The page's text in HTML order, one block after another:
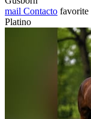
mail Contacto favorite
Platino